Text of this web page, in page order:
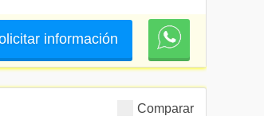
información
Comparar